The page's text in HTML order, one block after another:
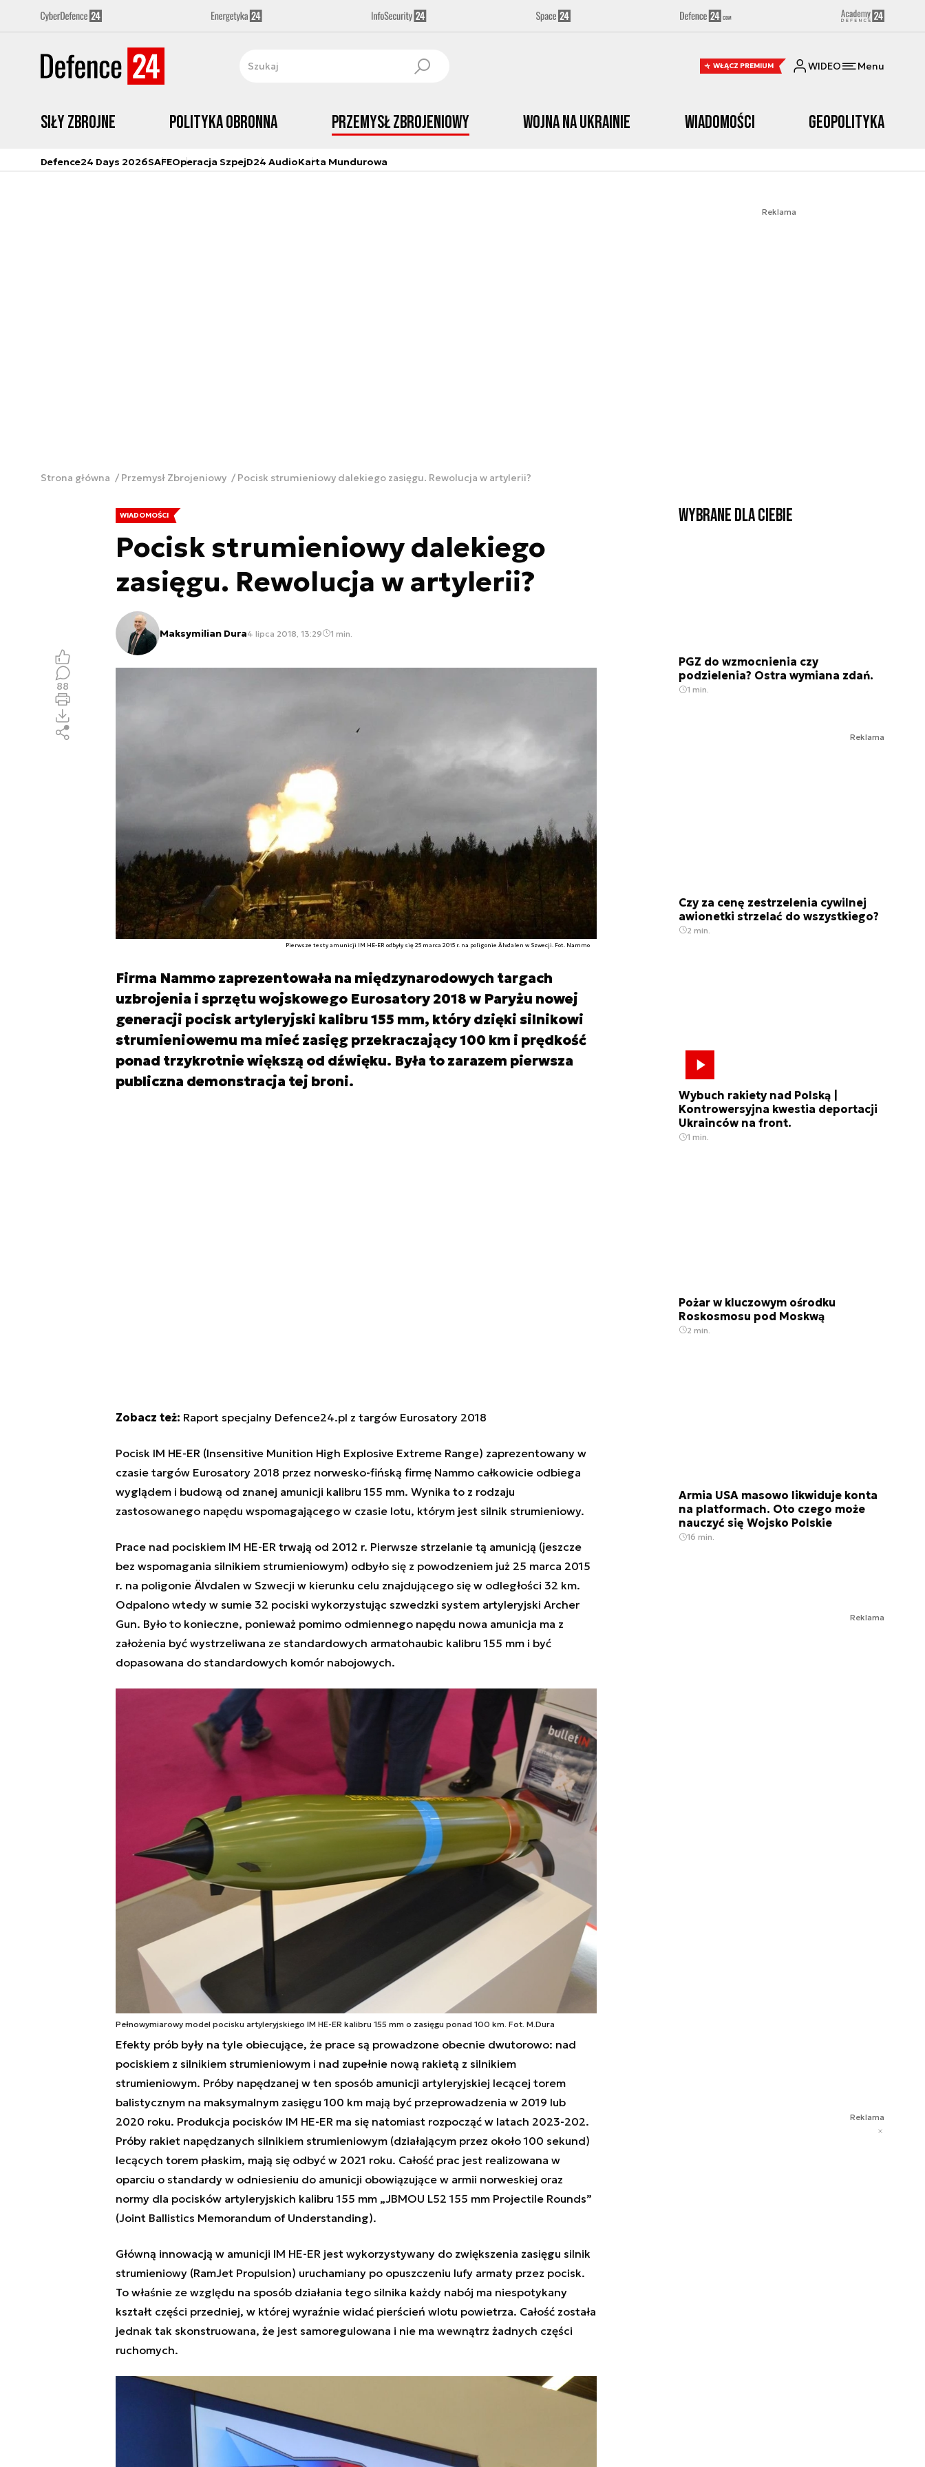
WŁĄCZ PREMIUM WIDEO Menu
Siły zbrojne Polityka obronna Przemysł Zbrojeniowy Wojna na Ukrainie Wiadomości Geopolityka
Defence24 Days 2026SAFEOperacja SzpejD24 AudioKarta Mundurowa
Reklama
Strona główna Przemysł Zbrojeniowy Pocisk strumieniowy dalekiego zasięgu. Rewolucja w artylerii?
WIADOMOŚCI
Pocisk strumieniowy dalekiego
zasięgu. Rewolucja w artylerii?
Maksymilian Dura4 lipca 2018, 13:29 1 min.
Pierwsze testy amunicji IM HE-ER odbyły się 25 marca 2015 r. na poligonie Älvdalen w Szwecji. Fot. Nammo
Firma Nammo zaprezentowała na międzynarodowych targach
uzbrojenia i sprzętu wojskowego Eurosatory 2018 w Paryżu nowej
generacji pocisk artyleryjski kalibru 155 mm, który dzięki silnikowi
strumieniowemu ma mieć zasięg przekraczający 100 km i prędkość
ponad trzykrotnie większą od dźwięku. Była to zarazem pierwsza
publiczna demonstracja tej broni.
88
Zobacz też: Raport specjalny Defence24.pl z targów Eurosatory 2018
Pocisk IM HE-ER (Insensitive Munition High Explosive Extreme Range) zaprezentowany w
czasie targów Eurosatory 2018 przez norwesko-fińską firmę Nammo całkowicie odbiega
wyglądem i budową od znanej amunicji kalibru 155 mm. Wynika to z rodzaju
zastosowanego napędu wspomagającego w czasie lotu, którym jest silnik strumieniowy.
Prace nad pociskiem IM HE-ER trwają od 2012 r. Pierwsze strzelanie tą amunicją (jeszcze
bez wspomagania silnikiem strumieniowym) odbyło się z powodzeniem już 25 marca 2015
r. na poligonie Älvdalen w Szwecji w kierunku celu znajdującego się w odległości 32 km.
Odpalono wtedy w sumie 32 pociski wykorzystując szwedzki system artyleryjski Archer
Gun. Było to konieczne, ponieważ pomimo odmiennego napędu nowa amunicja ma z
założenia być wystrzeliwana ze standardowych armatohaubic kalibru 155 mm i być
dopasowana do standardowych komór nabojowych.
Pełnowymiarowy model pocisku artyleryjskiego IM HE-ER kalibru 155 mm o zasięgu ponad 100 km. Fot. M.Dura
Efekty prób były na tyle obiecujące, że prace są prowadzone obecnie dwutorowo: nad
pociskiem z silnikiem strumieniowym i nad zupełnie nową rakietą z silnikiem
strumieniowym. Próby napędzanej w ten sposób amunicji artyleryjskiej lecącej torem
balistycznym na maksymalnym zasięgu 100 km mają być przeprowadzenia w 2019 lub
2020 roku. Produkcja pocisków IM HE-ER ma się natomiast rozpocząć w latach 2023-202.
Próby rakiet napędzanych silnikiem strumieniowym (działającym przez około 100 sekund)
lecących torem płaskim, mają się odbyć w 2021 roku. Całość prac jest realizowana w
oparciu o standardy w odniesieniu do amunicji obowiązujące w armii norweskiej oraz
normy dla pocisków artyleryjskich kalibru 155 mm „JBMOU L52 155 mm Projectile Rounds”
(Joint Ballistics Memorandum of Understanding).
Główną innowacją w amunicji IM HE-ER jest wykorzystywany do zwiększenia zasięgu silnik
strumieniowy (RamJet Propulsion) uruchamiany po opuszczeniu lufy armaty przez pocisk.
To właśnie ze względu na sposób działania tego silnika każdy nabój ma niespotykany
kształt części przedniej, w której wyraźnie widać pierścień wlotu powietrza. Całość została
jednak tak skonstruowana, że jest samoregulowana i nie ma wewnątrz żadnych części
ruchomych.
Wybrane dla Ciebie
PGZ do wzmocnienia czy
podzielenia? Ostra wymiana zdań.
1 min.
Reklama
Czy za cenę zestrzelenia cywilnej
awionetki strzelać do wszystkiego?
2 min.
Wybuch rakiety nad Polską |
Kontrowersyjna kwestia deportacji
Ukrainców na front.
1 min.
Pożar w kluczowym ośrodku
Roskosmosu pod Moskwą
2 min.
Armia USA masowo likwiduje konta
na platformach. Oto czego może
nauczyć się Wojsko Polskie
16 min.
Reklama
Reklama